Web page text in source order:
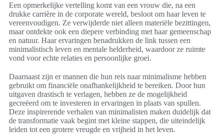
Een opmerkelijke vertelling komt van een vrouw die, na een
drukke carrière in de corporate wereld, besloot om haar leven te
vereenvoudigen. Ze verwijderde niet alleen materiële bezittingen,
maar ontdekte ook een diepere verbinding met haar gemeenschap
en natuur. Haar ervaringen benadrukken de link tussen een
minimalistisch leven en mentale helderheid, waardoor ze ruimte
vond voor echte relaties en persoonlijke groei.
Daarnaast zijn er mannen die hun reis naar minimalisme hebben
gebruikt om financiële onafhankelijkheid te bereiken. Door hun
uitgaven drastisch te verlagen, hebben ze de mogelijkheid
gecreëerd om te investeren in ervaringen in plaats van spullen.
Deze inspirerende verhalen van minimalisten maken duidelijk dat
de transformatie vaak begint met kleine stappen, die uiteindelijk
leiden tot een grotere vreugde en vrijheid in het leven.